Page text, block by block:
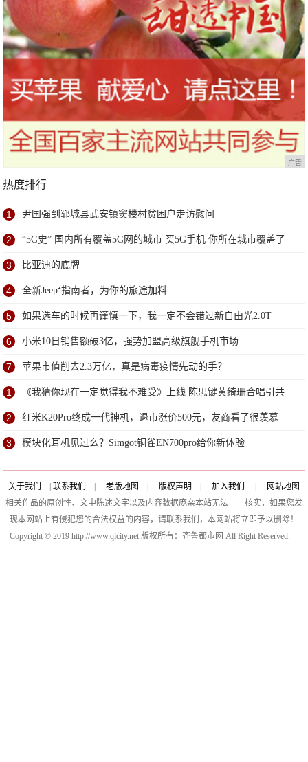
广告
热度排行
1 尹国强到郓城县武安镇窦楼村贫困户走访慰问
2 “5G史” 国内所有覆盖5G网的城市 买5G手机 你所在城市覆盖了
没
3 比亚迪的底牌
4 全新Jeep⁺指南者，为你的旅途加料
5 如果选车的时候再谨慎一下，我一定不会错过新自由光2.0T
6 小米10日销售额破3亿，强势加盟高级旗舰手机市场
7 苹果市值削去2.3万亿，真是病毒疫情先动的手？
1 《我猜你现在一定觉得我不难受》上线 陈思键黄绮珊合唱引共
情
2 红米K20Pro终成一代神机，退市涨价500元，友商看了很羡慕
3 模块化耳机见过么？Simgot铜雀EN700pro给你新体验
关于我们 | 联系我们 | 老版地图 | 版权声明 | 加入我们 |
网站地图
相关作品的原创性、文中陈述文字以及内容数据庞杂本站无法一一核实，如果您发
现本网站上有侵犯您的合法权益的内容，请联系我们，本网站将立即予以删除！
Copyright © 2019 http://www.qlcity.net 版权所有：齐鲁都市网 All Right Reserved.